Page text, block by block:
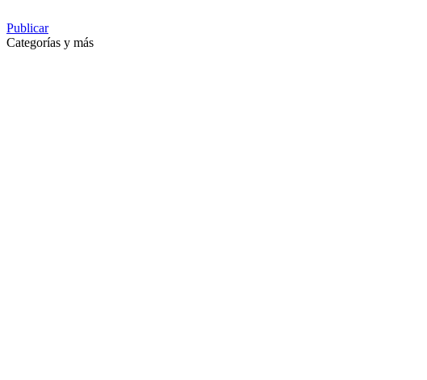
Publicar
Categorías y más